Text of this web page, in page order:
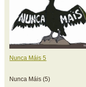
Nunca Máis 5
Nunca Máis (5)